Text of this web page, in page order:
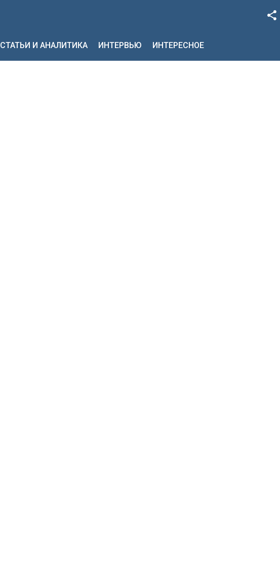
Google+
СТАТЬИ И АНАЛИТИКА ИНТЕРВЬЮ ИНТЕРЕСНОЕ